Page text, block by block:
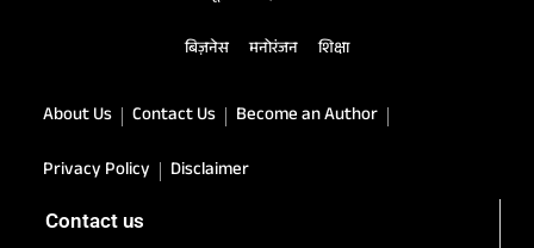
बिज़नेस मनोरंजन शिक्षा
About Us Contact Us
Become an Author
Privacy Policy
Disclaimer
Contact us